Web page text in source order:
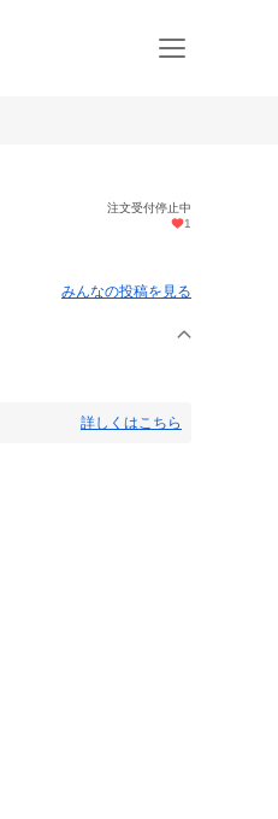
注文受付停止中
1
みんなの投稿を見る
詳しくはこちら